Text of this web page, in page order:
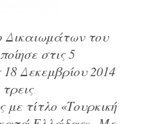
Δικαιωμάτων του
στις 5
Δεκεμβρίου 2014
τίτλο «Τουρκική